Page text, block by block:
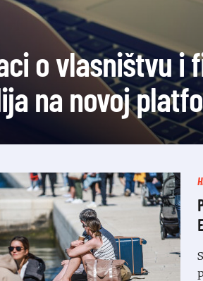
o vlasništvu i
na novoj